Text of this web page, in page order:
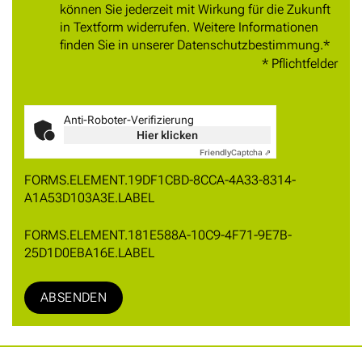
können Sie jederzeit mit Wirkung für die Zukunft
in Textform widerrufen. Weitere Informationen
finden Sie in unserer Datenschutzbestimmung.*
* Pflichtfelder
Anti-Roboter-Verifizierung
Hier klicken
FriendlyCaptcha ⇗
FORMS.ELEMENT.19DF1CBD-8CCA-4A33-8314-
A1A53D103A3E.LABEL
FORMS.ELEMENT.181E588A-10C9-4F71-9E7B-
25D1D0EBA16E.LABEL
ABSENDEN